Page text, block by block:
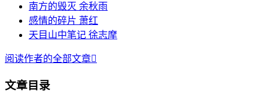
南方的毁灭 余秋雨
感情的碎片 萧红
天目山中笔记 徐志摩
阅读作者的全部文章
文章目录